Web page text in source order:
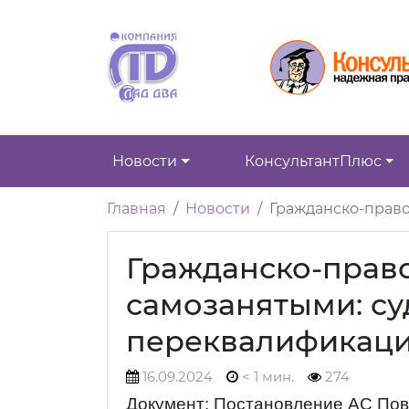
Новости КонсультантПлюс
Главная Новости Гражданско-
Гражданско-
самозанятыми:
16.09.2024 < 1 мин. 274
Документ: Постановление АС